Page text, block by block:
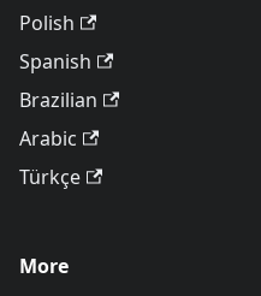
Polish
Spanish
Brazilian
Arabic
Türkçe
More